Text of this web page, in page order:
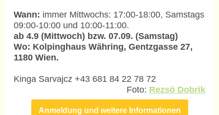
Wann: immer Mittwochs: 17:00-18:00, Samstags
09:00-10:00 und 10:00-11:00.
ab 4.9 (Mittwoch) bzw. 07.09. (Samstag)
Wo: Kolpinghaus Währing, Gentzgasse 27,
1180 Wien.
Kinga Sarvajcz +43 681 84 22 78 72
Foto: Rezsö Dobrik
Anmeldung und weitere Informationen